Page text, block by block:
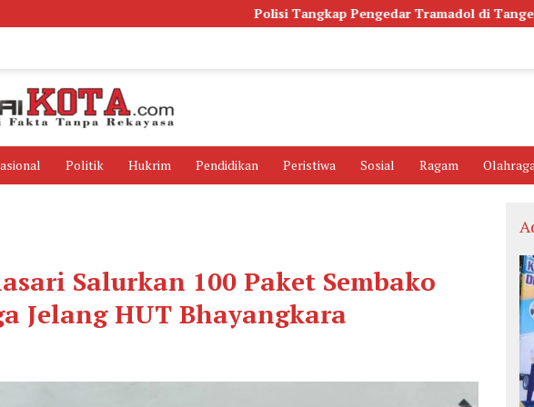
Polisi Tangkap Pengedar Tramadol di Tangerang, Ribuan
Politik Hukrim Pendidikan Peristiwa Sosial Ragam
Salurkan 100 Paket Sembako
Jelang HUT Bhayangkara